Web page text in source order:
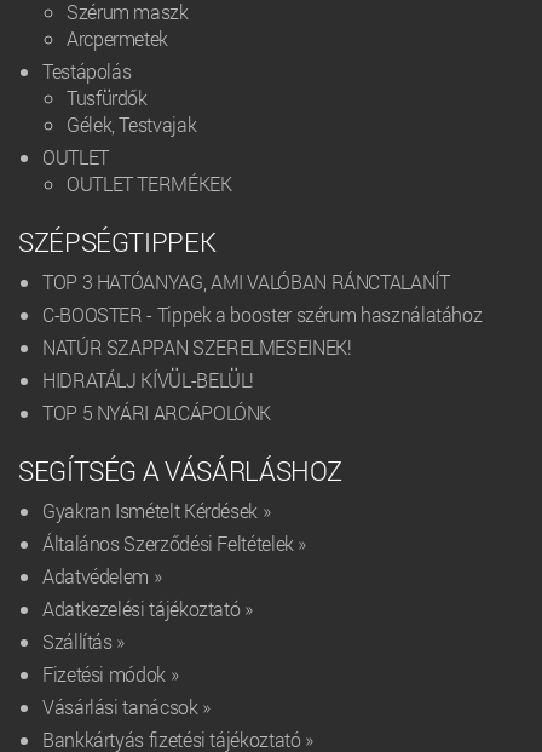
Szérum maszk
Arcpermetek
Testápolás
Tusfürdők
Gélek, Testvajak
OUTLET
OUTLET TERMÉKEK
SZÉPSÉGTIPPEK
TOP 3 HATÓANYAG, AMI VALÓBAN RÁNCTALANÍT
C-BOOSTER - Tippek a booster szérum használatához
NATÚR SZAPPAN SZERELMESEINEK!
HIDRATÁLJ KÍVÜL-BELÜL!
TOP 5 NYÁRI ARCÁPOLÓNK
SEGÍTSÉG A VÁSÁRLÁSHOZ
Gyakran Ismételt Kérdések »
Általános Szerződési Feltételek »
Adatvédelem »
Adatkezelési tájékoztató »
Szállítás »
Fizetési módok »
Vásárlási tanácsok »
Bankkártyás fizetési tájékoztató »